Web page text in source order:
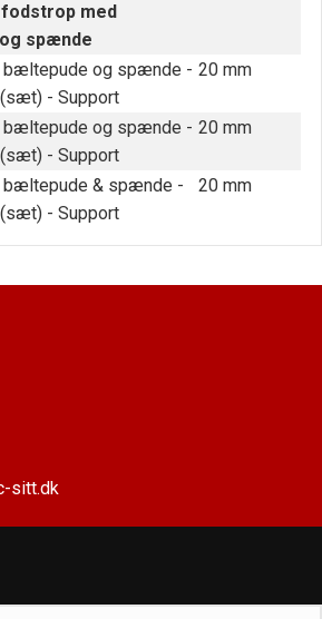
med
spænde
bæltepude og spænde -
- Support
20 mm
bæltepude og spænde -
- Support
20 mm
bæltepude & spænde -
- Support
20 mm
sitt.dk